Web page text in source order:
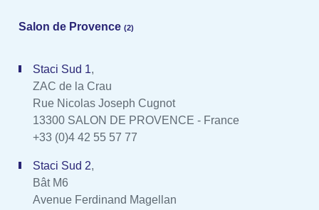
Salon de Provence (2)
Staci Sud 1,
ZAC de la Crau
Rue Nicolas Joseph Cugnot
13300 SALON DE PROVENCE - France
+33 (0)4 42 55 57 77
Staci Sud 2,
Bât M6
Avenue Ferdinand Magellan